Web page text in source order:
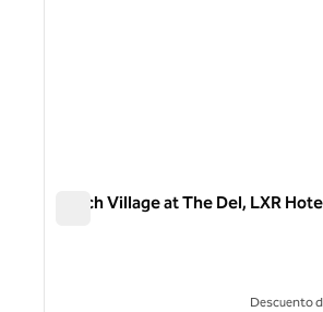
Beach Village at The Del, LXR
Descuento